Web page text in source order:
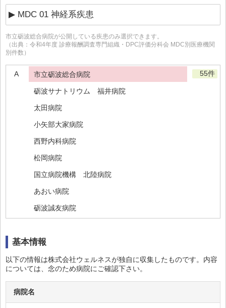
市立砺波総合病院が公開している疾患のみ選択できます。
（出典：令和4年度 診療報酬調査専門組織・DPC評価分科会 MDC別医療機関
別件数）
A 市立砺波総合病院 55件
砺波サナトリウム 福井病院
太田病院
小矢部大家病院
西野内科病院
松岡病院
国立病院機構 北陸病院
あおい病院
砺波誠友病院
となみ三輪病院
ふくの若葉病院
つざわ津田病院
砺波クリニック
基本情報
以下の情報は株式会社ウェルネスが独自に収集したものです。内容
については、念のため病院にご確認下さい。
病院名